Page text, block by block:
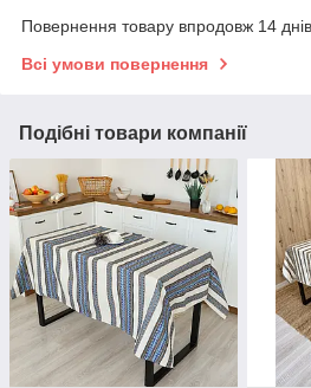
Повернення товару впродовж 14
Всі умови повернення
Подібні товари компанії